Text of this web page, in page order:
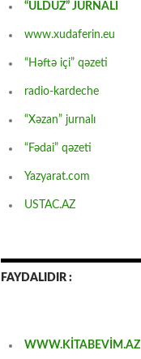
“ULDUZ” JURNALI
www.xudaferin.eu
“Həftə içi” qəzeti
radio-kardeche
“Xəzan” jurnalı
“Fədai” qəzeti
Yazyarat.com
USTAC.AZ
FAYDALIDIR :
WWW.KİTABEVİM.AZ